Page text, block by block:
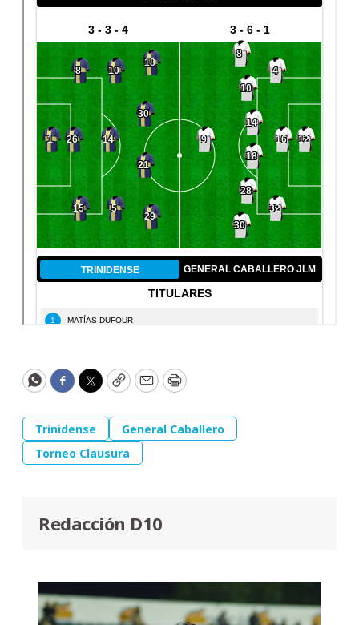
WhatsApp
Facebook
Twitter
CopyEmailPrint
Trinidense
General Caballero
Torneo Clausura
Redacción D10